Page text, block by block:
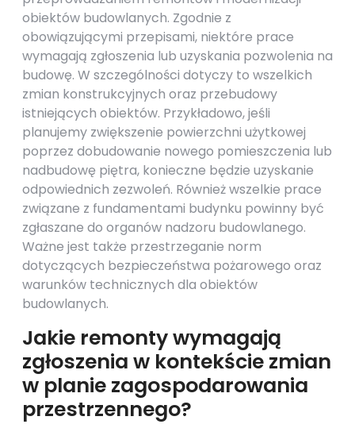
obiektów budowlanych. Zgodnie z
obowiązującymi przepisami, niektóre prace
wymagają zgłoszenia lub uzyskania pozwolenia na
budowę. W szczególności dotyczy to wszelkich
zmian konstrukcyjnych oraz przebudowy
istniejących obiektów. Przykładowo, jeśli
planujemy zwiększenie powierzchni użytkowej
poprzez dobudowanie nowego pomieszczenia lub
nadbudowę piętra, konieczne będzie uzyskanie
odpowiednich zezwoleń. Również wszelkie prace
związane z fundamentami budynku powinny być
zgłaszane do organów nadzoru budowlanego.
Ważne jest także przestrzeganie norm
dotyczących bezpieczeństwa pożarowego oraz
warunków technicznych dla obiektów
budowlanych.
Jakie remonty wymagają
zgłoszenia w kontekście zmian
w planie zagospodarowania
przestrzennego?